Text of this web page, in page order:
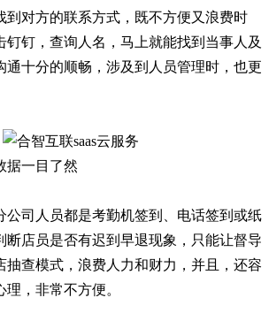
到对方的联系方式，既不方便又浪费时
钉钉，查询人名，马上就能找到当事人及
通十分的顺畅，涉及到人员管理时，也更
据一目了然
公司人员都是考勤机签到、电话签到或纸
断店员是否有迟到早退现象，只能让督导
抽查模式，浪费人力和财力，并且，还容
，非常不方便。